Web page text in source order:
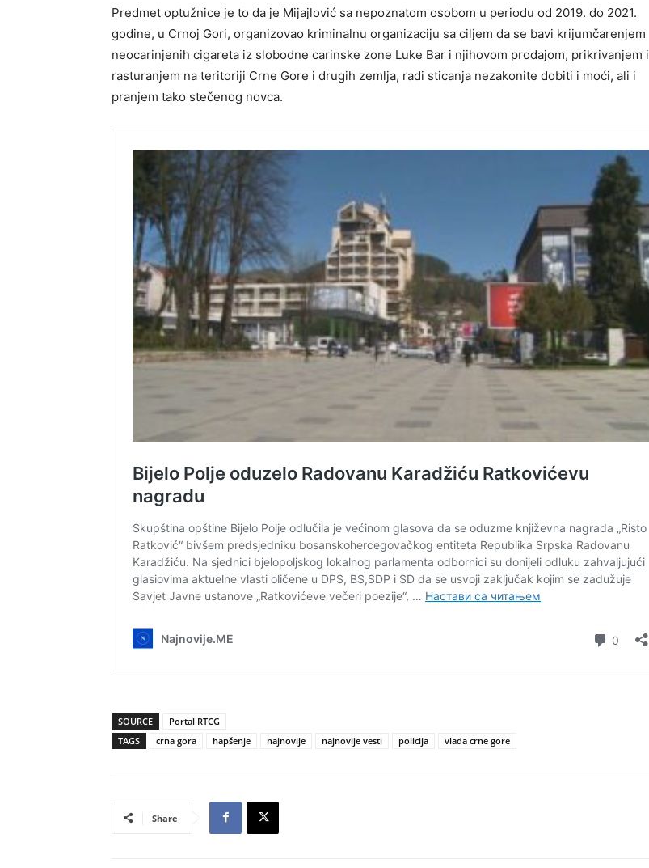
Predmet optužnice je to da je Mijajlović sa nepoznatom osobom u periodu od 2019. do 2021.
godine, u Crnoj Gori, organizovao kriminalnu organizaciju sa ciljem da se bavi krijumčarenjem
neocarinjenih cigareta iz slobodne carinske zone Luke Bar i njihovom prodajom, prikrivanjem i
rasturanjem na teritoriji Crne Gore i drugih zemlja, radi sticanja nezakonite dobiti i moći, ali i
pranjem tako stečenog novca.
SOURCE
Portal RTCG
TAGS
crna gora hapšenje najnovije najnovije vesti policija vlada crne gore
Share